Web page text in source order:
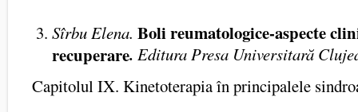
Sîrbu Elena. Boli reumatologice-aspecte
recuperare. Editura Presa Universitară
Capitolul IX. Kinetoterapia în principalele